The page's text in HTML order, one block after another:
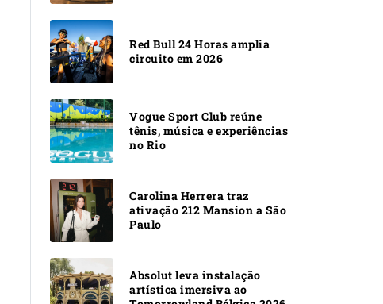
Red Bull 24 Horas amplia
circuito em 2026
Vogue Sport Club reúne
tênis, música e experiências
no Rio
Carolina Herrera traz
ativação 212 Mansion a São
Paulo
Absolut leva instalação
artística imersiva ao